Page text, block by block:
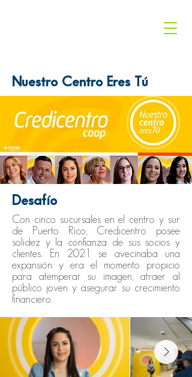
Nuestro Centro Eres Tú
Desafío
Con cinco sucursales en el centro y sur
de Puerto Rico, Credicentro posee
solidez y la confianza de sus socios y
clientes. En 2021 se avecinaba una
expansión y era el momento propicio
para atemperar su imagen, atraer al
público joven y asegurar su crecimiento
financiero.